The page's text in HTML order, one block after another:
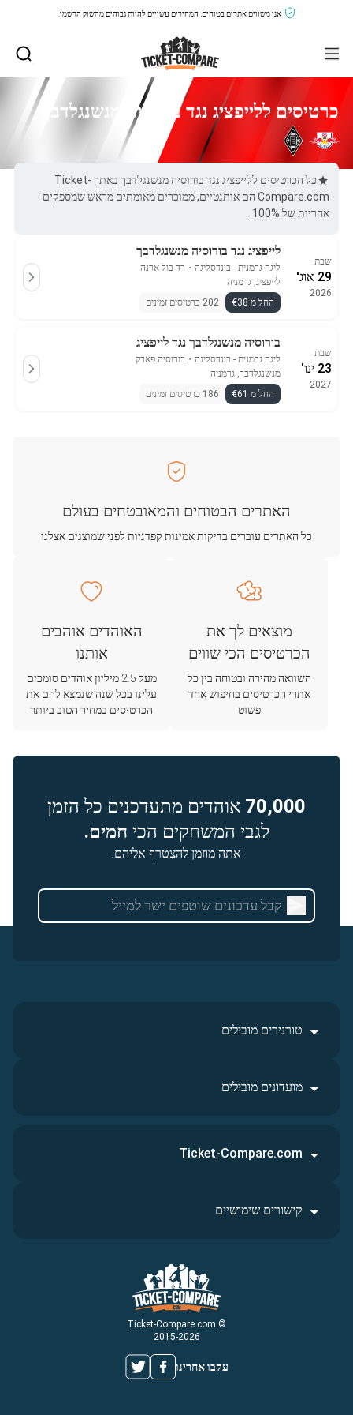
אנו משווים אתרים בטוחים, המחירים עשויים להיות גבוהים מהשוק הרשמי.
כרטיסים ללייפציג נגד בורוסיה מנשנגלדבך
כל הכרטיסים ללייפציג נגד בורוסיה מנשנגלדבך באתר Ticket-
Compare.com הם אותנטיים, ממוכרים מאומתים מראש שמספקים
אחריות של 100%.
שבת
29 אוג'
2026
לייפציג נגד בורוסיה מנשנגלדבך
ליגה גרמנית - בונדסליגה ・ רד בול ארנה
לייפציג, גרמניה
החל מ €38
202 כרטיסים זמינים
שבת
23 ינו'
2027
בורוסיה מנשנגלדבך נגד לייפציג
ליגה גרמנית - בונדסליגה ・ בורוסיה פארק
מנשנגלדבך, גרמניה
החל מ €61
186 כרטיסים זמינים
האתרים הבטוחים והמאובטחים בעולם
כל האתרים עוברים בדיקות אמינות קפדניות לפני שמוצגים אצלנו
מוצאים לך את
הכרטיסים הכי שווים
השוואה מהירה ובטוחה בין כל
אתרי הכרטיסים בחיפוש אחד
פשוט
האוהדים אוהבים
אותנו
מעל 2.5 מיליון אוהדים סומכים
עלינו בכל שנה שנמצא להם את
הכרטיסים במחיר הטוב ביותר
70,000 אוהדים מתעדכנים כל הזמן
לגבי המשחקים הכי חמים.
אתה מוזמן להצטרף אליהם.
טורנירים מובילים
מועדונים מובילים
© Ticket-Compare.com
2015-2026
עקבו אחרינו
Ticket-Compare.com
קישורים שימושיים